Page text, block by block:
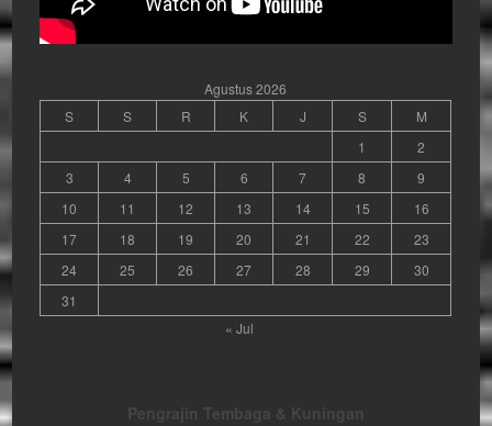
Agustus 2026
S
S R K J S
M
1
2
3
4 5 6 7 8
9
10
11 12 13 14 15
16
17
18 19 20 21 22
23
24
25 26 27 28 29
30
31
« Jul
Pengrajin Tembaga & Kuningan